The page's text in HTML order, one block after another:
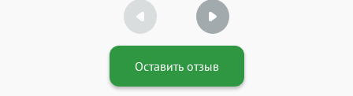
Оставить отзыв